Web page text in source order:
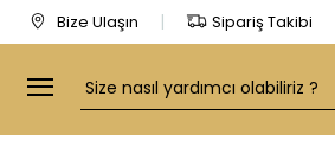
Bize Ulaşın Sipariş Takibi
Arama